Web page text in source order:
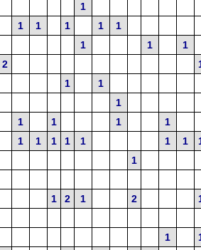
1
1 1 1 1 1
1 1 1
2
1 1
1
1 1 1 1
1 1 1 1 1 1 1
1
1 2 1 2
1